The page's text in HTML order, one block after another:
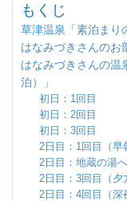
もくじ
草津温泉「素泊まり
はなみづきさんのお
はなみづきさんの温
泊）」
初日：1回目
初日：2回目
初日：3回目
2日目：1回目（早
2日目：地蔵の湯へ
2日目：3回目（夕
2日目：4回目（深